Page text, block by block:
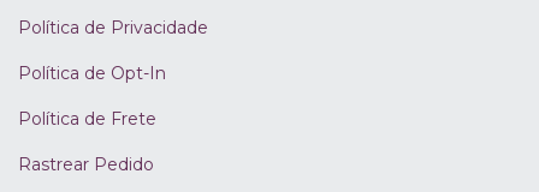
Política de Privacidade
Política de Opt-In
Política de Frete
Rastrear Pedido